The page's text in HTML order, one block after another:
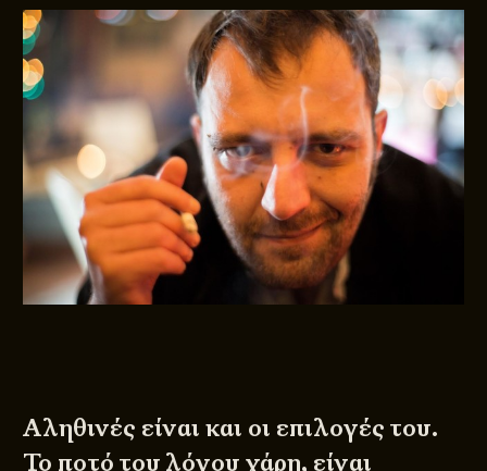
Αληθινές είναι και οι επιλογές του.
Το ποτό του λόγου χάρη, είναι